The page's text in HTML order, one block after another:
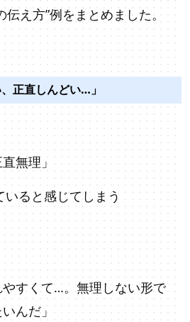
え方”例をまとめました。
正直しんどい…」
無理」
ると感じてしまう
やすくて…。無理しない形で
んだ」